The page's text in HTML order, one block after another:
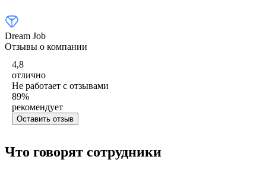
Dream Job
Отзывы о компании
4,8
отлично
Не работает с отзывами
89%
рекомендует
Оставить отзыв
Что говорят сотрудники